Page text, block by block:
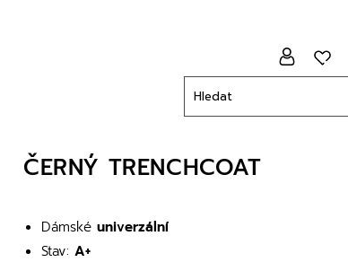
ČERNÝ TRENCHCOAT
Dámské univerzální
Stav: A+